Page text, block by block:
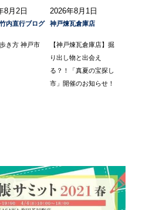
8月2日
内直行ブログ
き方 神戸市
2026年8月1日
神戸煉瓦倉庫店
【神戸煉瓦倉庫店】掘
り出し物と出会え
る？！「真夏の宝探し
市」開催のお知らせ！